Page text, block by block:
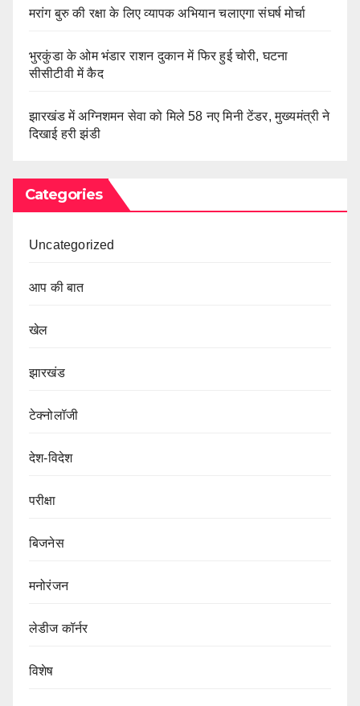
मरांग बुरु की रक्षा के लिए व्यापक अभियान चलाएगा संघर्ष मोर्चा
भुरकुंडा के ओम भंडार राशन दुकान में फिर हुई चोरी, घटना
सीसीटीवी में कैद
झारखंड में अग्निशमन सेवा को मिले 58 नए मिनी टेंडर, मुख्यमंत्री ने
दिखाई हरी झंडी
Categories
Uncategorized
आप की बात
खेल
झारखंड
टेक्नोलॉजी
देश-विदेश
परीक्षा
बिजनेस
मनोरंजन
लेडीज कॉर्नर
विशेष